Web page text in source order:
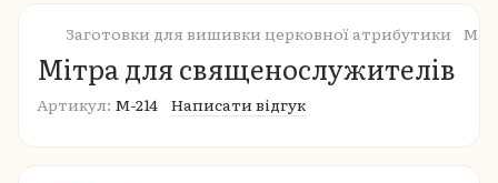
Заготовки для вишивки церковної атрибутики
Мітра для священослужителів
Артикул: М-214 Написати відгук